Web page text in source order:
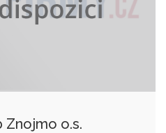
Znojmo o.s.